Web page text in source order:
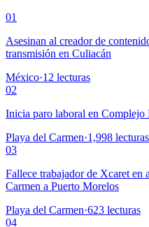
01
Asesinan al creador de
transmisión en Culiacán
México·12 lecturas
02
Inicia paro laboral en Complejo
Playa del Carmen·1,998 lecturas
03
Fallece trabajador de Xcaret en
Carmen a Puerto Morelos
Playa del Carmen·623 lecturas
04